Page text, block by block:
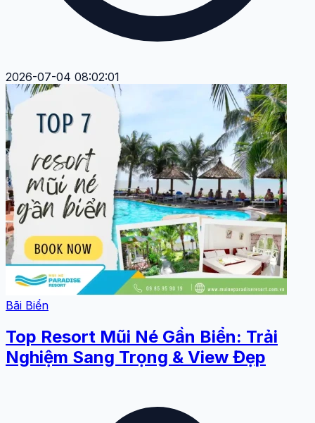
2026-07-04 08:02:01
Bãi Biển
Top Resort Mũi Né Gần Biển: Trải
Nghiệm Sang Trọng & View Đẹp